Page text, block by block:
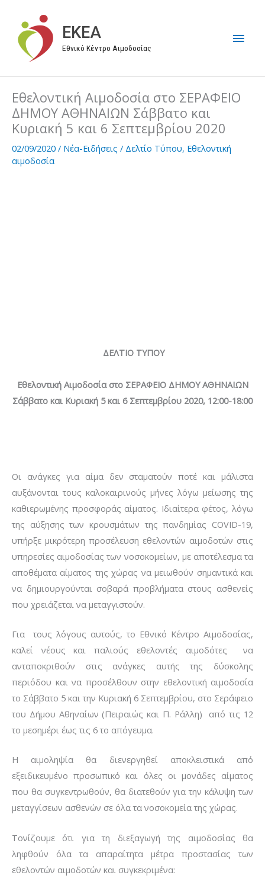
περιεχόμενο
EKEA
Εθνικό Κέντρο Αιμοδοσίας
Εθελοντική Αιμοδοσία στο ΣΕΡΑΦΕΙΟ
ΔΗΜΟΥ ΑΘΗΝΑΙΩΝ Σάββατο και
Κυριακή 5 και 6 Σεπτεμβρίου 2020
02/09/2020 / Νέα-Ειδήσεις / Δελτίο Τύπου, Εθελοντική
αιμοδοσία
ΔΕΛΤΙΟ ΤΥΠΟΥ
Εθελοντική Αιμοδοσία στο ΣΕΡΑΦΕΙΟ ΔΗΜΟΥ ΑΘΗΝΑΙΩΝ
Σάββατο και Κυριακή 5 και 6 Σεπτεμβρίου 2020, 12:00-18:00
Οι ανάγκες για αίμα δεν σταματούν ποτέ και μάλιστα
αυξάνονται τους καλοκαιρινούς μήνες λόγω μείωσης της
καθιερωμένης προσφοράς αίματος. Ιδιαίτερα φέτος, λόγω
της αύξησης των κρουσμάτων της πανδημίας COVID-19,
υπήρξε μικρότερη προσέλευση εθελοντών αιμοδοτών στις
υπηρεσίες αιμοδοσίας των νοσοκομείων, με αποτέλεσμα τα
αποθέματα αίματος της χώρας να μειωθούν σημαντικά και
να δημιουργούνται σοβαρά προβλήματα στους ασθενείς
που χρειάζεται να μεταγγιστούν.
Για τους λόγους αυτούς, το Εθνικό Κέντρο Αιμοδοσίας,
καλεί νέους και παλιούς εθελοντές αιμοδότες να
ανταποκριθούν στις ανάγκες αυτής της δύσκολης
περιόδου και να προσέλθουν στην εθελοντική αιμοδοσία
το Σάββατο 5 και την Κυριακή 6 Σεπτεμβρίου, στο Σεράφειο
του Δήμου Αθηναίων (Πειραιώς και Π. Ράλλη) από τις 12
το μεσημέρι έως τις 6 το απόγευμα.
Η αιμοληψία θα διενεργηθεί αποκλειστικά από
εξειδικευμένο προσωπικό και όλες οι μονάδες αίματος
που θα συγκεντρωθούν, θα διατεθούν για την κάλυψη των
μεταγγίσεων ασθενών σε όλα τα νοσοκομεία της χώρας.
Τονίζουμε ότι για τη διεξαγωγή της αιμοδοσίας θα
ληφθούν όλα τα απαραίτητα μέτρα προστασίας των
εθελοντών αιμοδοτών και συγκεκριμένα: